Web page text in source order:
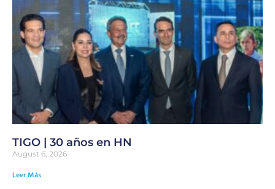
TIGO | 30 años en HN
August 6, 2026
Leer Más